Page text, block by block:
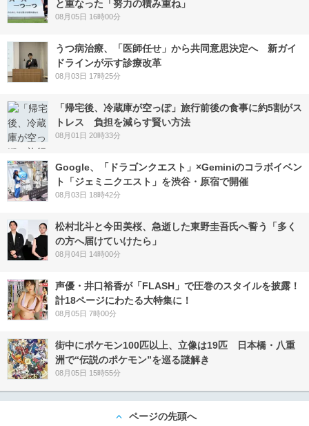
と重なった「努力の積み重ね」
08月05日 16時00分
うつ病治療、「医師任せ」から共同意思決定へ 新ガイ
ドラインが示す診療改革
08月03日 17時25分
「帰宅後、冷蔵庫が空っぽ」旅行前後の食事に約5割がス
トレス 負担を減らす賢い方法
08月01日 20時33分
Google、「ドラゴンクエスト」×Geminiのコラボイベン
ト「ジェミニクエスト」を渋谷・原宿で開催
08月03日 18時42分
松村北斗と今田美桜、急逝した東野圭吾氏へ誓う「多く
の方へ届けていけたら」
08月04日 14時00分
声優・井口裕香が「FLASH」で圧巻のスタイルを披露！
計18ページにわたる大特集に！
08月05日 7時00分
街中にポケモン100匹以上、立像は19匹 日本橋・八重
洲で“伝説のポケモン”を巡る謎解き
08月05日 15時55分
ページの先頭へ